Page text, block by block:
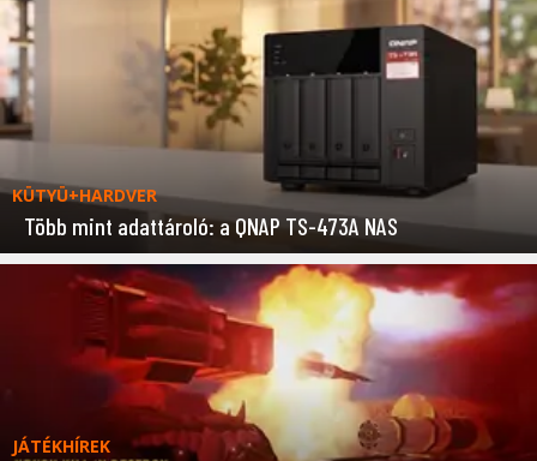
KÜTYÜ+HARDVER
Több mint adattároló: a QNAP TS-473A NAS
JÁTÉKHÍREK